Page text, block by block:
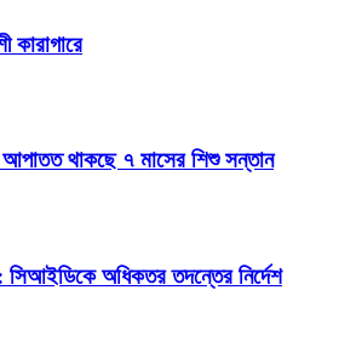
কারাগারে
থাকছে ৭ মাসের শিশু সন্তান
: সিআইডিকে অধিকতর তদন্তের নির্দেশ